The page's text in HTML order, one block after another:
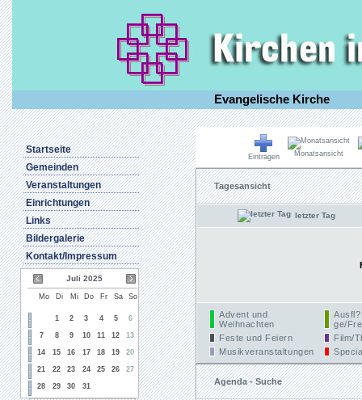
Evangelische Kirche
Startseite
Gemeinden
Veranstaltungen
Einrichtungen
Links
Bildergalerie
Kontakt/Impressum
Juli 2025
Mo Di Mi Do Fr Sa So
1 2 3 4 5 6
7 8 9 10 11 12 13
14 15 16 17 18 19 20
21 22 23 24 25 26 27
28 29 30 31
Eintragen Monatsansicht
Tagesansicht
letzter Tag
Advent und
Weihnachten
Ausfl?
ge/
Feste und Feiern
Film/
Musikveranstaltungen
Agenda - Suche